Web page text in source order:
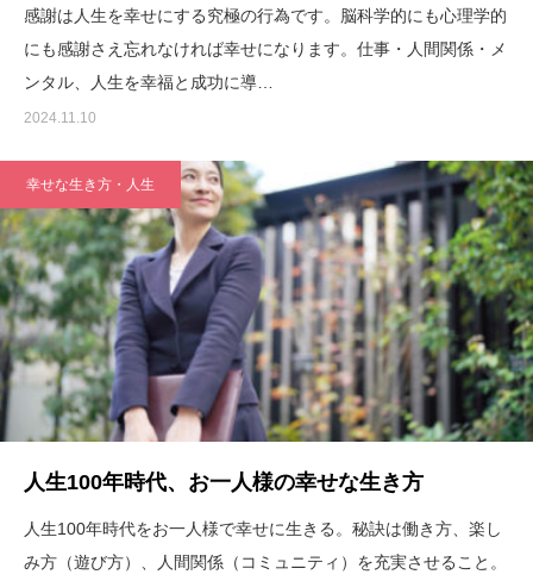
感謝は人生を幸せにする究極の行為です。脳科学的にも心理学的
にも感謝さえ忘れなければ幸せになります。仕事・人間関係・メ
ンタル、人生を幸福と成功に導…
2024.11.10
幸せな生き方・人生
人生100年時代、お一人様の幸せな生き方
人生100年時代をお一人様で幸せに生きる。秘訣は働き方、楽し
み方（遊び方）、人間関係（コミュニティ）を充実させること。